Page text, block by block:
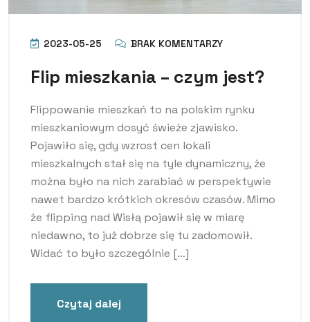
2023-05-25 BRAK KOMENTARZY
Flip mieszkania – czym jest?
Flippowanie mieszkań to na polskim rynku
mieszkaniowym dosyć świeże zjawisko.
Pojawiło się, gdy wzrost cen lokali
mieszkalnych stał się na tyle dynamiczny, że
można było na nich zarabiać w perspektywie
nawet bardzo krótkich okresów czasów. Mimo
że flipping nad Wisłą pojawił się w miarę
niedawno, to już dobrze się tu zadomowił.
Widać to było szczególnie […]
Czytaj dalej